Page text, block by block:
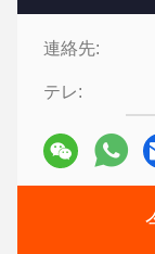
連絡先:
テレ: